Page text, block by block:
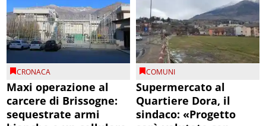
CRONACA
Maxi operazione al
carcere di Brissogne:
sequestrate armi
COMUNI
Supermercato al
Quartiere Dora, il
sindaco: «Progetto